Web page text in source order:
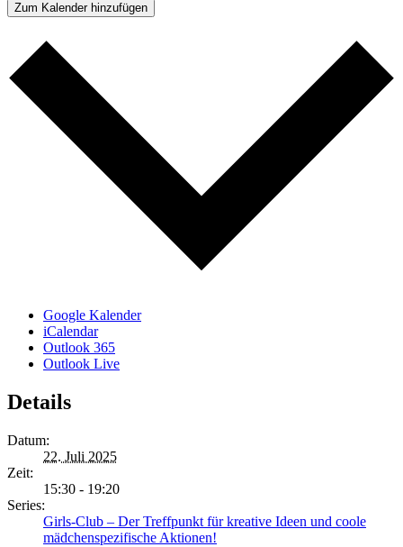
Zum Kalender hinzufügen
Google Kalender
iCalendar
Outlook 365
Outlook Live
Details
Datum:
22. Juli 2025
Zeit:
15:30 - 19:20
Series:
Girls-Club – Der Treffpunkt für kreative Ideen und coole
mädchenspezifische Aktionen!